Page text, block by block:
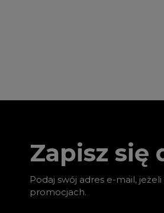
Zapisz się
Podaj swój adres e-mail,
promocjach.